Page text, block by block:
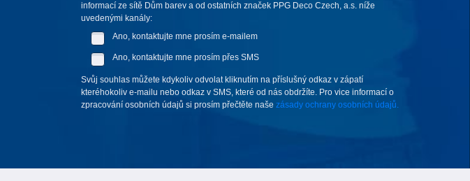
informací ze sítě Dům barev a od ostatních značek PPG Deco Czech, a.s. níže
uvedenými kanály:
Ano, kontaktujte mne prosím e-mailem
Ano, kontaktujte mne prosím přes SMS
Svůj souhlas můžete kdykoliv odvolat kliknutím na příslušný odkaz v zápatí
kteréhokoliv e-mailu nebo odkaz v SMS, které od nás obdržíte. Pro vice informací o
zpracování osobních údajů si prosím přečtěte naše zásady ochrany osobních údajů.